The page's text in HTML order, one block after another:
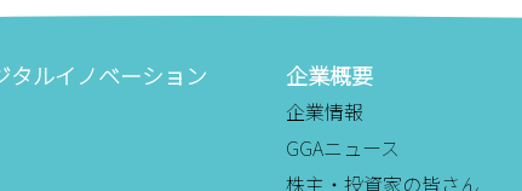
タルイノベーション 企業概要
企業情報
GGAニュース
株主・投資家の皆さん